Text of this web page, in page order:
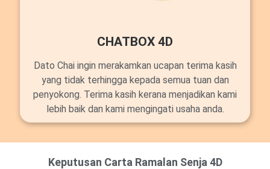
CHATBOX 4D
Dato Chai ingin merakamkan ucapan terima kasih
yang tidak terhingga kepada semua tuan dan
penyokong. Terima kasih kerana menjadikan kami
lebih baik dan kami mengingati usaha anda.
Keputusan Carta Ramalan Senja 4D